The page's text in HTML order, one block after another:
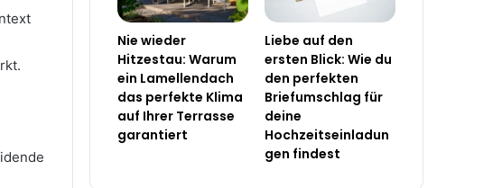
Nie wieder
Hitzestau: Warum
ein Lamellendach
das perfekte Klima
auf Ihrer Terrasse
garantiert
Liebe auf den
ersten Blick: Wie du
den perfekten
Briefumschlag für
deine
Hochzeitseinladun
gen findest